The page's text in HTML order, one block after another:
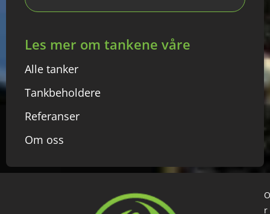
Les mer om tankene våre
Alle tanker
Tankbeholdere
Referanser
Om oss
O
r